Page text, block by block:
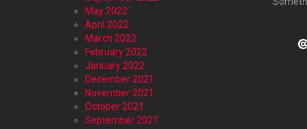
May 2022
April 2022
March 2022
February 2022
January 2022
December 2021
November 2021
October 2021
September 2021